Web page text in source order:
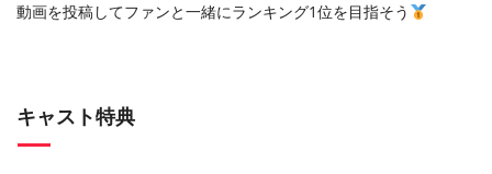
動画を投稿してファンと一緒にランキング1位を目指そう
キャスト特典